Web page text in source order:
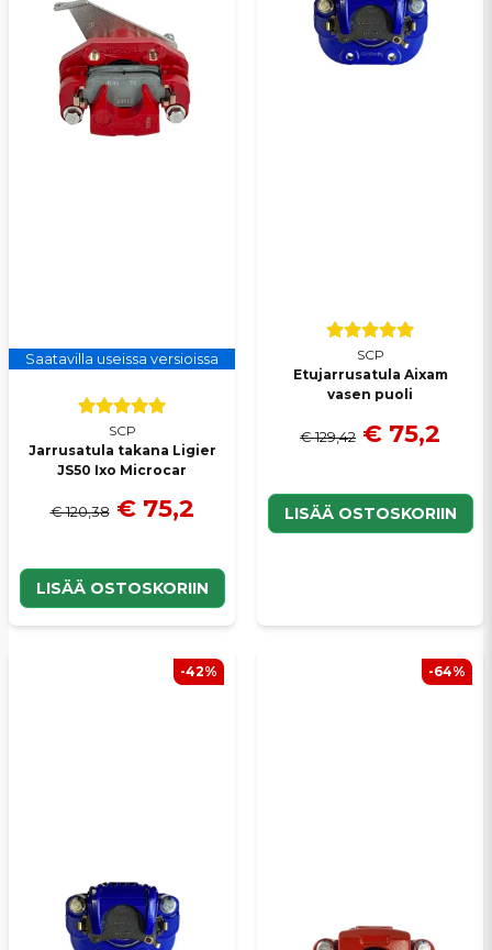
Saatavilla useissa versioissa
SCP
Jarrusatula takana Ligier
JS50 Ixo Microcar
€ 120,38 € 75,2
LISÄÄ OSTOSKORIIN
SCP
Etujarrusatula Aixam
vasen puoli
€ 129,42 € 75,2
LISÄÄ OSTOSKORIIN
-42% -64%
Lähetä kysymys